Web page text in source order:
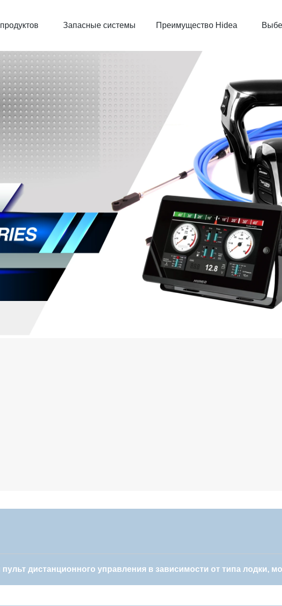
Запасные системы Преимущество Hidea
дистанционного управления в зависимости от типа лодки,